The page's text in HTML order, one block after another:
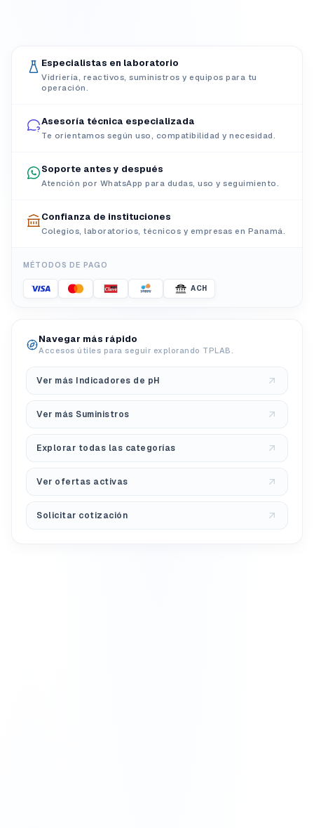
Especialistas en laboratorio
Vidriería, reactivos, suministros y equipos para tu
operación.
Asesoría técnica especializada
Te orientamos según uso, compatibilidad y necesidad.
Soporte antes y después
Atención por WhatsApp para dudas, uso y seguimiento.
Confianza de instituciones
Colegios, laboratorios, técnicos y empresas en Panamá.
MÉTODOS DE PAGO
ACH
Navegar más rápido
Accesos útiles para seguir explorando TPLAB.
Ver más Indicadores de pH
Ver más Suministros
Explorar todas las categorías
Ver ofertas activas
Solicitar cotización